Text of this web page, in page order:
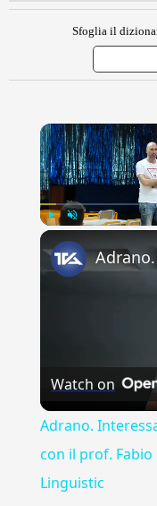
Sfoglia il
Watch on
Adrano.
con il prof.
Linguistic